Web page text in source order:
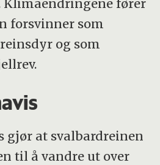
Klimaendringene fører
forsvinner som
og som
gjør at svalbardreinen
til å vandre ut over